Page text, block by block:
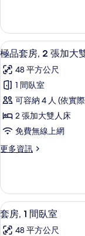
相
片
大
雙
人
床
的
所
有
相
片
套
房,
1
特
大
人
床
的
詳
情
顯
示
極
品
套
房,
張
大
雙
人
床
18
極品套房, 2 張加大
48 平方公尺
1 間臥室
可容納 4 人 (依實
2 張加大雙人床
免費無線上網
更多資訊
更
套
房,
2
加
顯
示
18
套房, 1 間臥室
48 平方公尺